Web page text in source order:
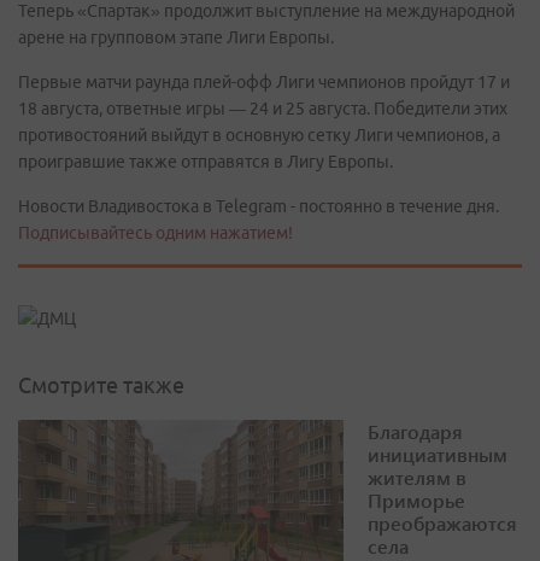
Теперь «Спартак» продолжит выступление на международной
арене на групповом этапе Лиги Европы.
Первые матчи раунда плей-офф Лиги чемпионов пройдут 17 и
18 августа, ответные игры — 24 и 25 августа. Победители этих
противостояний выйдут в основную сетку Лиги чемпионов, а
проигравшие также отправятся в Лигу Европы.
Новости Владивостока в Telegram - постоянно в течение дня.
Подписывайтесь одним нажатием!
Смотрите также
Благодаря
инициативным
жителям в
Приморье
преображаются
села